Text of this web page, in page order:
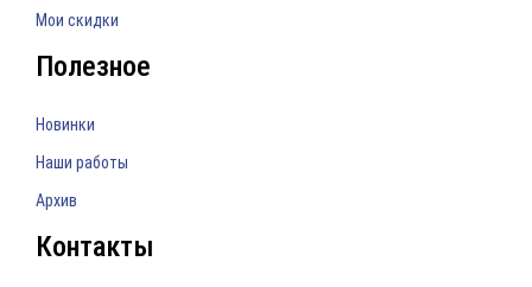
Мои скидки
Полезное
Новинки
Наши работы
Архив
Контакты